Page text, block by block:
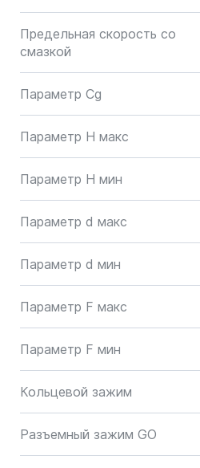
Предельная скорость со
смазкой
Параметр Cg
Параметр H макс
Параметр H мин
Параметр d макс
Параметр d мин
Параметр F макс
Параметр F мин
Кольцевой зажим
Разъемный зажим GO